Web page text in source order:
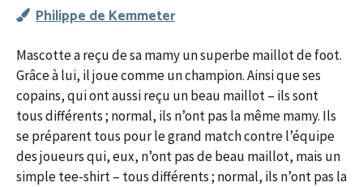
Philippe de Kemmeter
Mascotte a reçu de sa mamy un superbe maillot de foot.
Grâce à lui, il joue comme un champion. Ainsi que ses
copains, qui ont aussi reçu un beau maillot – ils sont
tous différents ; normal, ils n’ont pas la même mamy. Ils
se préparent tous pour le grand match contre l’équipe
des joueurs qui, eux, n’ont pas de beau maillot, mais un
simple tee-shirt – tous différents ; normal, ils n’ont pas la